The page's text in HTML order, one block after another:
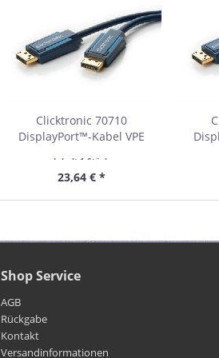
Clicktronic 70710
DisplayPort™-Kabel VPE
Inhalt 1 Stück
23,64 € *
Shop Service
AGB
Rückgabe
Kontakt
Versandinformationen